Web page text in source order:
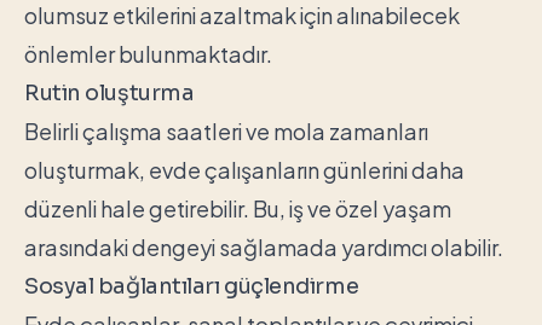
olumsuz etkilerini azaltmak için alınabilecek
önlemler bulunmaktadır.
Rutin oluşturma
Belirli çalışma saatleri ve mola zamanları
oluşturmak, evde çalışanların günlerini daha
düzenli hale getirebilir. Bu, iş ve özel yaşam
arasındaki dengeyi sağlamada yardımcı olabilir.
Sosyal bağlantıları güçlendirme